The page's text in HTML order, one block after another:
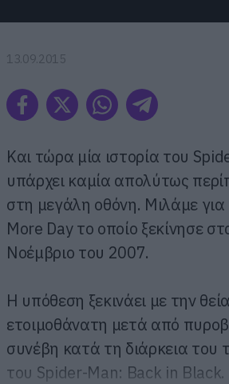
13.09.2015
Και τώρα μία ιστορία του
υπάρχει καμία απολύτως
στη μεγάλη οθόνη. Μιλάμε
More Day το οποίο ξεκίνησε
Νοέμβριο του 2007.
Η υπόθεση ξεκινάει με την
ετοιμοθάνατη μετά από
συνέβη κατά τη διάρκεια του
του Spider-Man: Back in